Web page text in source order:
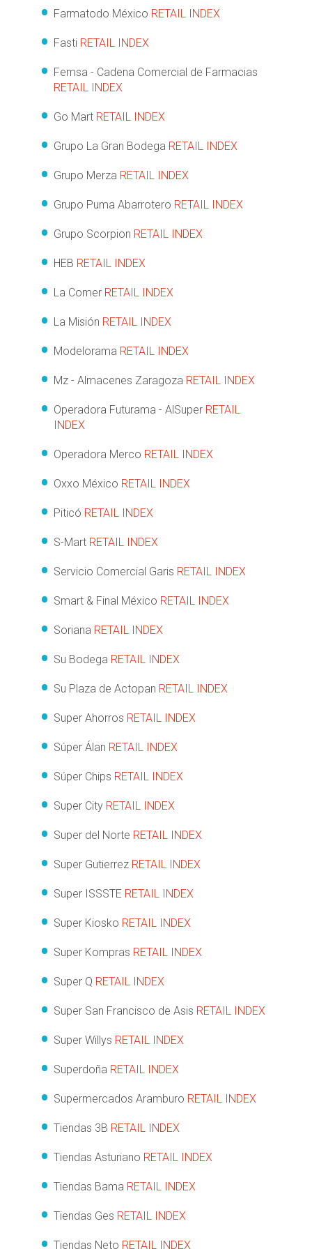
Farmatodo México RETAIL INDEX
Fasti RETAIL INDEX
Femsa - Cadena Comercial de Farmacias
RETAIL INDEX
Go Mart RETAIL INDEX
Grupo La Gran Bodega RETAIL INDEX
Grupo Merza RETAIL INDEX
Grupo Puma Abarrotero RETAIL INDEX
Grupo Scorpion RETAIL INDEX
HEB RETAIL INDEX
La Comer RETAIL INDEX
La Misión RETAIL INDEX
Modelorama RETAIL INDEX
Mz - Almacenes Zaragoza RETAIL INDEX
Operadora Futurama - AlSuper RETAIL
INDEX
Operadora Merco RETAIL INDEX
Oxxo México RETAIL INDEX
Piticó RETAIL INDEX
S-Mart RETAIL INDEX
Servicio Comercial Garis RETAIL INDEX
Smart & Final México RETAIL INDEX
Soriana RETAIL INDEX
Su Bodega RETAIL INDEX
Su Plaza de Actopan RETAIL INDEX
Super Ahorros RETAIL INDEX
Súper Álan RETAIL INDEX
Súper Chips RETAIL INDEX
Super City RETAIL INDEX
Super del Norte RETAIL INDEX
Super Gutierrez RETAIL INDEX
Super ISSSTE RETAIL INDEX
Super Kiosko RETAIL INDEX
Super Kompras RETAIL INDEX
Super Q RETAIL INDEX
Super San Francisco de Asis RETAIL INDEX
Super Willys RETAIL INDEX
Superdoña RETAIL INDEX
Supermercados Aramburo RETAIL INDEX
Tiendas 3B RETAIL INDEX
Tiendas Asturiano RETAIL INDEX
Tiendas Bama RETAIL INDEX
Tiendas Ges RETAIL INDEX
Tiendas Neto RETAIL INDEX